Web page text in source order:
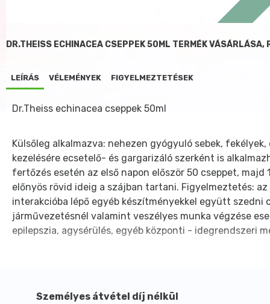
DR.THEISS ECHINACEA CSEPPEK 50ML TERMÉK VÁSÁRLÁSA,
LEÍRÁS VÉLEMÉNYEK FIGYELMEZTETÉSEK
Dr.Theiss echinacea cseppek 50ml
Külsőleg alkalmazva: nehezen gyógyuló sebek,
kezelésére ecsetelő- és gargarizáló szerként is
fertőzés esetén az első napon először 50 cseppet,
előnyös rövid ideig a szájban tartani. Figyelmeztetés:
interakcióba lépő egyéb készítményekkel együtt
járművezetésnél valamint veszélyes munka végzése
epilepszia, agysérülés, egyéb központi - idegrendszeri
Személyes átvétel díj nélkül